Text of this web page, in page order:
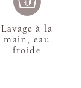
Lavage à la
main, eau
froide